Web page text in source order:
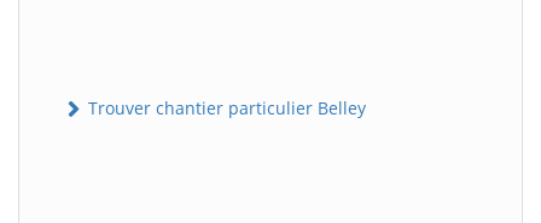
Trouver chantier particulier Belley